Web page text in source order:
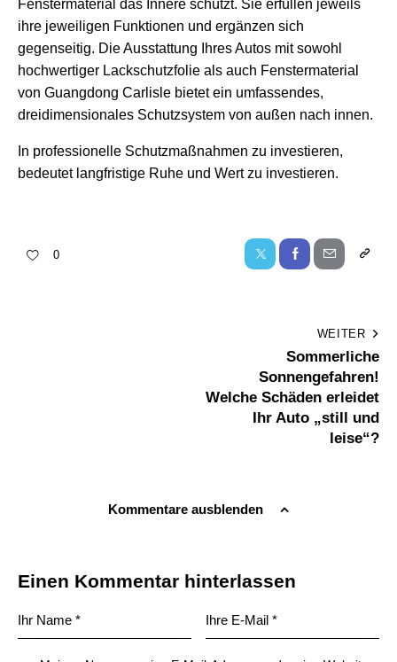
Fenstermaterial das Innere schützt. Sie erfüllen jeweils
ihre jeweiligen Funktionen und ergänzen sich
gegenseitig. Die Ausstattung Ihres Autos mit sowohl
hochwertiger Lackschutzfolie als auch Fenstermaterial
von Guangdong Carlisle bietet ein umfassendes,
dreidimensionales Schutzsystem von außen nach innen.
In professionelle Schutzmaßnahmen zu investieren,
bedeutet langfristige Ruhe und Wert zu investieren.
0
WEITER
Sommerliche
Sonnengefahren!
Welche Schäden erleidet
Ihr Auto „still und
leise“?
Kommentare ausblenden
Einen Kommentar hinterlassen